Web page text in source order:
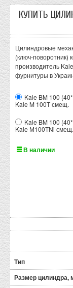
КУПИТЬ
Цилиндровые
(ключ-поворотник)
производитель
фурнитуры в
Kale BM 100
Kale M 100Т смещ.
Kale BM 100
Kale М100ТNi смещ.
В наличии
Тип
Размер цилиндра,